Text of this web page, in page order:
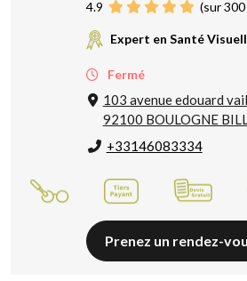
4.9 (sur
Expert en Santé
Fermé
103 avenue edouard
92100 BOULOGNE
+33146083334
Prenez un rendez-